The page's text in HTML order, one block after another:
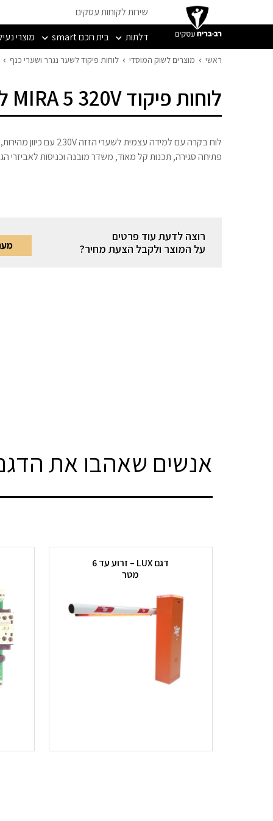
שירות לקוחות עסקים
דלתות
בית חכם smart מוצרי
ראשי מוצרים לשוק המוסדי לוחות פיקוד לשער נגרר ושערי כנף
לוחות פיקוד MIRA 5 320V לשער נגרר
לוח בקרה עם למידה עצמית לשערי הזזה 230V עם כיוון מהירות,
פתיחה סגירה, תכנות קל מאוד, משדר מובנה וכניסות לאביזרי
רוצה לדעת עוד פרטים
על המוצר ולקבל הצעת מחיר?
אנשים שאהבו את
דגם LUX – זרוע עד 6
מטר